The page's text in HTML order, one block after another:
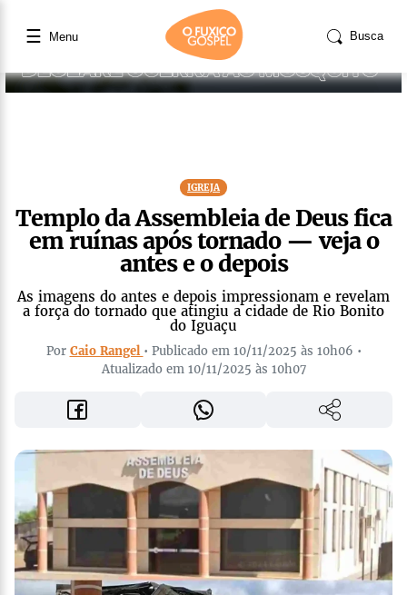
☰ Menu Busca
IGREJA
Templo da Assembleia de Deus fica
em ruínas após tornado — veja o
antes e o depois
As imagens do antes e depois impressionam e revelam
a força do tornado que atingiu a cidade de Rio Bonito
do Iguaçu
Por Caio Rangel • Publicado em 10/11/2025 às 10h06 •
Atualizado em 10/11/2025 às 10h07